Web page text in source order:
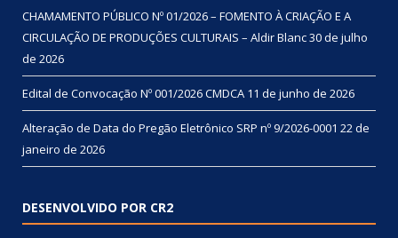
CHAMAMENTO PÚBLICO Nº 01/2026 – FOMENTO À CRIAÇÃO E A
CIRCULAÇÃO DE PRODUÇÕES CULTURAIS – Aldir Blanc30 de julho
de 2026
Edital de Convocação Nº 001/2026 CMDCA 11 de junho de 2026
Alteração de Data do Pregão Eletrônico SRP nº 9/2026-0001 22 de
janeiro de 2026
DESENVOLVIDO POR CR2